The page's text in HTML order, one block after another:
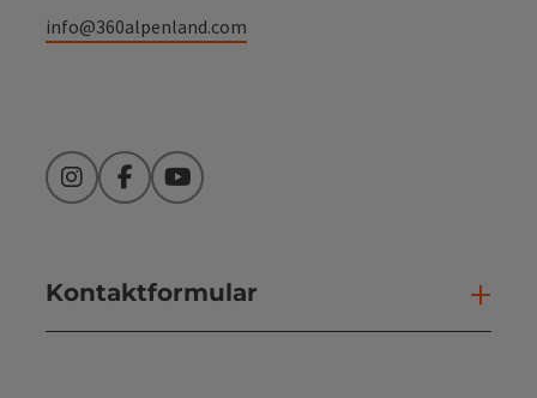
info@360alpenland.com
InstagramFacebookYouTube
Kontaktformular